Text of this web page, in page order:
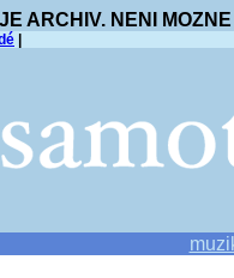
ARCHIV. NENI